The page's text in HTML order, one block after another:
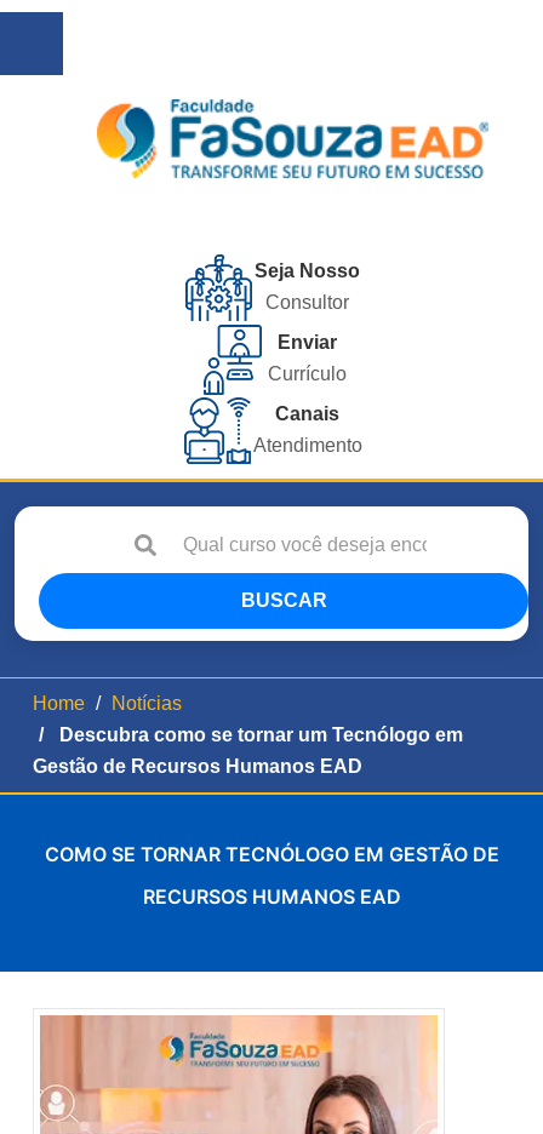
Seja Nosso
Consultor
Enviar
Currículo
Canais
Atendimento
BUSCAR
Home
Notícias
Descubra como se tornar um Tecnólogo em
Gestão de Recursos Humanos EAD
COMO SE TORNAR TECNÓLOGO EM GESTÃO DE
RECURSOS HUMANOS EAD